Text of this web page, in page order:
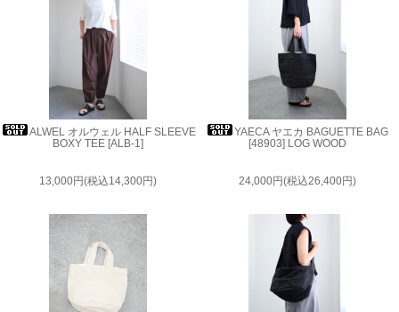
ALWEL オルウェル HALF SLEEVE
BOXY TEE [ALB-1]
13,000円(税込14,300円)
YAECA ヤエカ BAGUETTE BAG
[48903] LOG WOOD
24,000円(税込26,400円)